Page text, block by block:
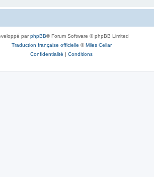
parphpBB® Forum Software © phpBB Limited
Traduction française officielle ©Miles Cellar
Confidentialité | Conditions